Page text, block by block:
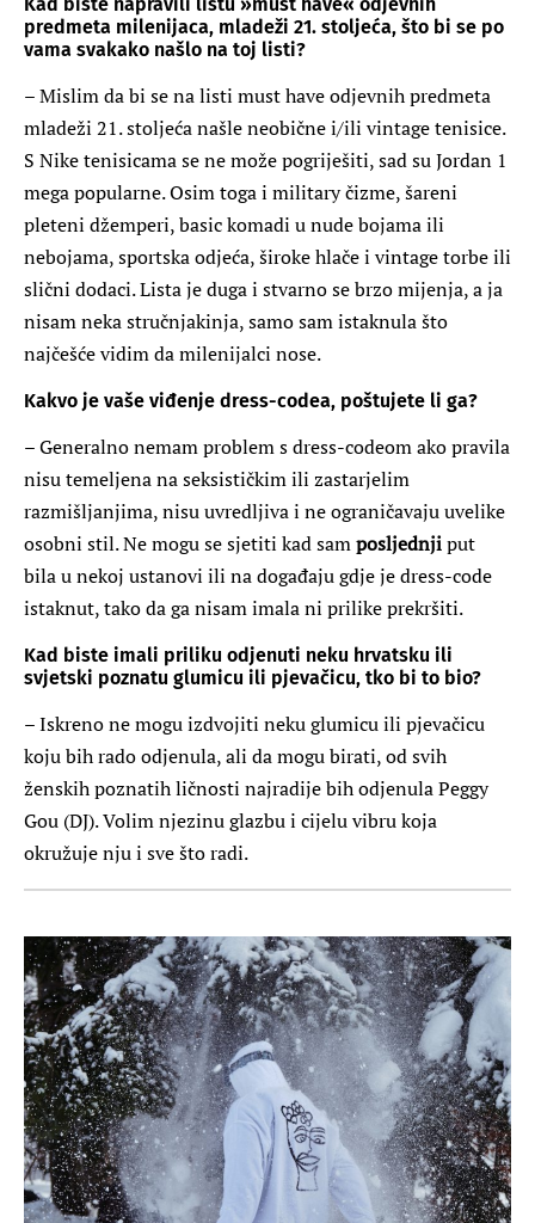
predmeta milenijaca, mladeži 21. stoljeća, što bi se po
vama svakako našlo na toj listi?
– Mislim da bi se na listi must have odjevnih predmeta
mladeži 21. stoljeća našle neobične i/ili vintage tenisice.
S Nike tenisicama se ne može pogriješiti, sad su Jordan 1
mega popularne. Osim toga i military čizme, šareni
pleteni džemperi, basic komadi u nude bojama ili
nebojama, sportska odjeća, široke hlače i vintage torbe ili
slični dodaci. Lista je duga i stvarno se brzo mijenja, a ja
nisam neka stručnjakinja, samo sam istaknula što
najčešće vidim da milenijalci nose.
Kakvo je vaše viđenje dress-codea, poštujete li ga?
– Generalno nemam problem s dress-codeom ako pravila
nisu temeljena na seksističkim ili zastarjelim
razmišljanjima, nisu uvredljiva i ne ograničavaju uvelike
osobni stil. Ne mogu se sjetiti kad samposljednjiput
bila u nekoj ustanovi ili na događaju gdje je dress-code
istaknut, tako da ga nisam imala ni prilike prekršiti.
Kad biste imali priliku odjenuti neku hrvatsku ili
svjetski poznatu glumicu ili pjevačicu, tko bi to bio?
– Iskreno ne mogu izdvojiti neku glumicu ili pjevačicu
koju bih rado odjenula, ali da mogu birati, od svih
ženskih poznatih ličnosti najradije bih odjenula Peggy
Gou (DJ). Volim njezinu glazbu i cijelu vibru koja
okružuje nju i sve što radi.